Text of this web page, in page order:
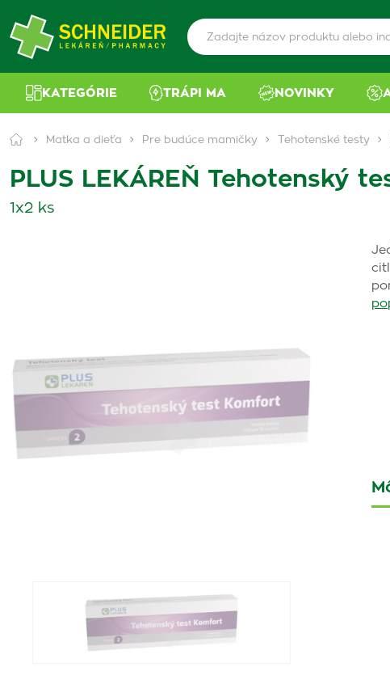
KATEGÓRIE TRÁPI MA NOVINKY
Matka a dieťa Pre budúce mamičky Tehotenské testy
PLUS LEKÁREŇ Tehotenský
1x2 ks